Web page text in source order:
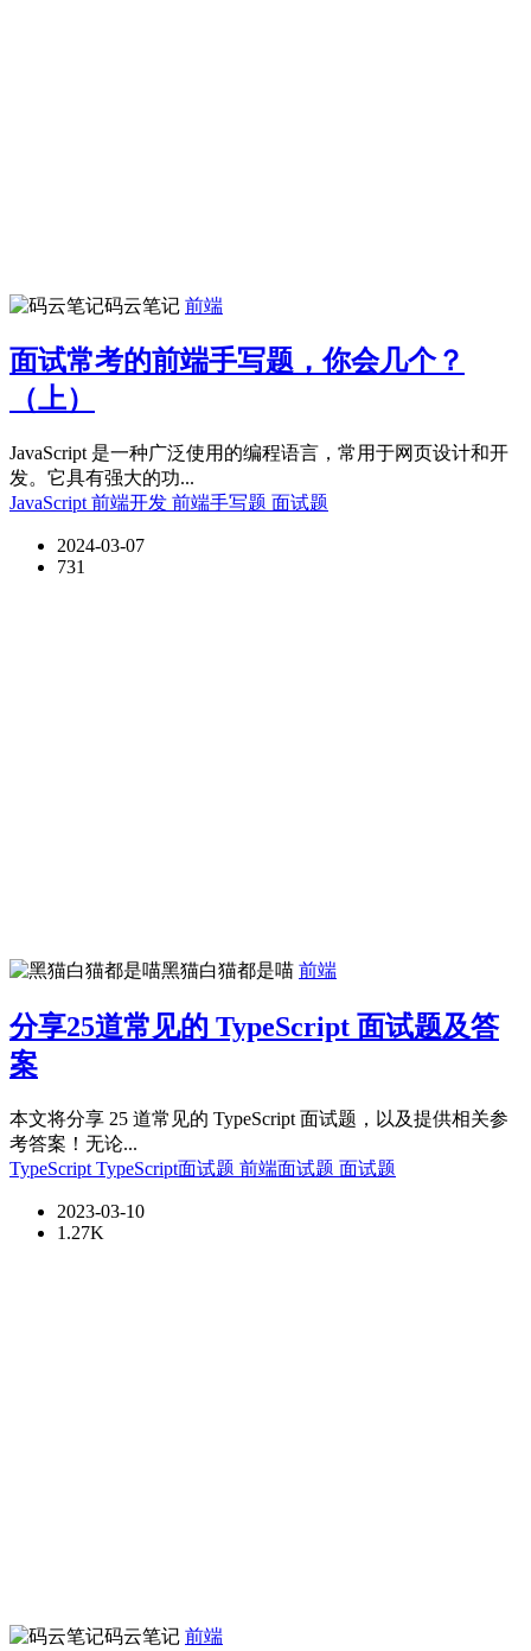
码云笔记 前端
面试常考的前端手写题，你会几个？
（上）
JavaScript 是一种广泛使用的编程语言，常用于网页设计和开
发。它具有强大的功...
JavaScript 前端开发 前端手写题 面试题
2024-03-07
731
黑猫白猫都是喵 前端
分享25道常见的 TypeScript 面试题及答
案
本文将分享 25 道常见的 TypeScript 面试题，以及提供相关参
考答案！无论...
TypeScript TypeScript面试题 前端面试题 面试题
2023-03-10
1.27K
码云笔记 前端